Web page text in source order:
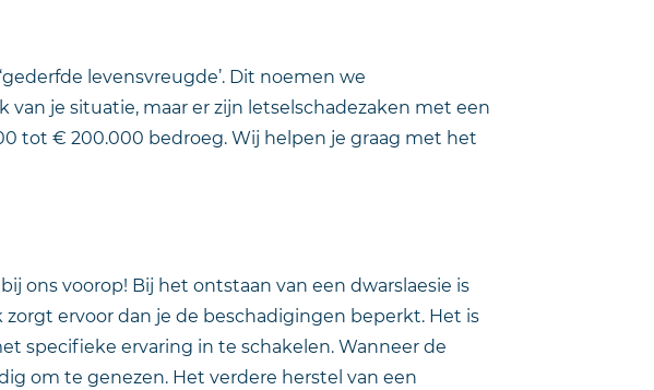
levensvreugde’. Dit noemen we
je situatie, maar er zijn letselschadezaken met een
tot € 200.000 bedroeg. Wij helpen je graag met het
ons voorop! Bij het ontstaan van een dwarslaesie is
ervoor dan je de beschadigingen beperkt. Het is
specifieke ervaring in te schakelen. Wanneer de
om te genezen. Het verdere herstel van een